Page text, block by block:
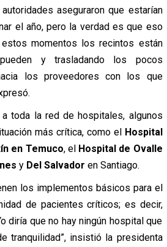
aseguraron que estarían
el año, pero la verdad es que eso
momentos los recintos están
y trasladando los pocos
los proveedores con los que
toda la red de hospitales, algunos
más crítica, como el Hospital
en Temuco, el Hospital de Ovalle
y Del Salvador en Santiago.
los implementos básicos para el
de pacientes críticos; es decir,
diría que no hay ningún hospital que
tranquilidad”, insistió la presidenta